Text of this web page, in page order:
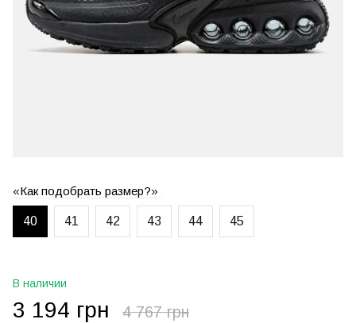
«Как подобрать размер?»
40 41 42 43 44 45
В наличии
3 194 грн 4 767 грн